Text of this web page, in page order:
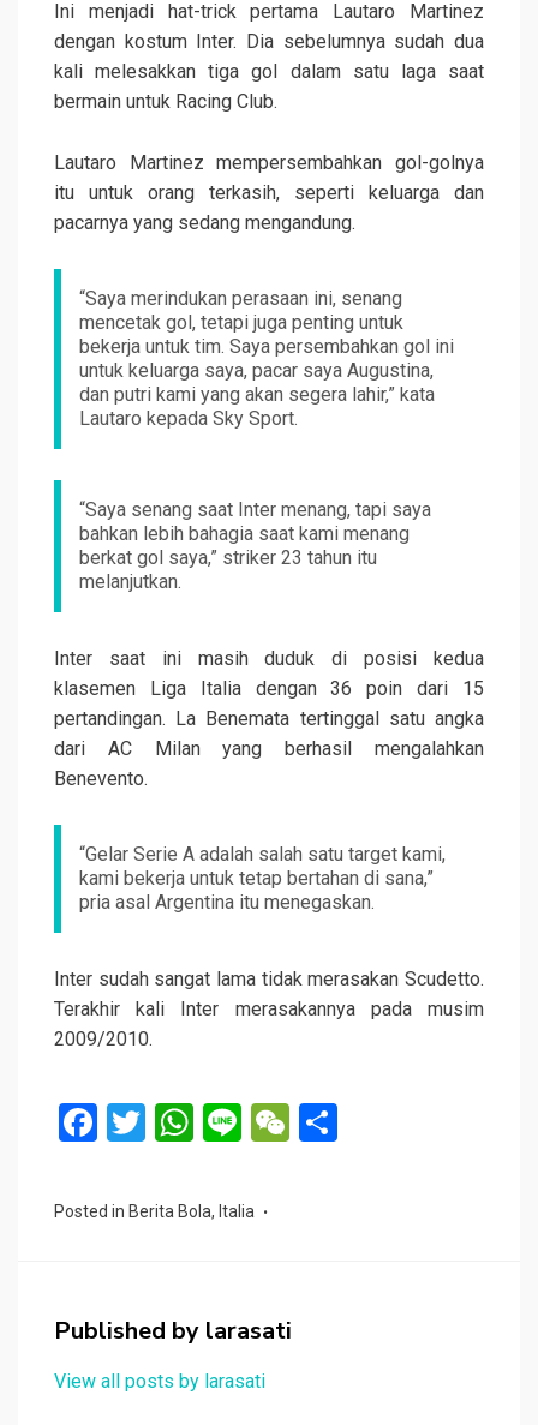
Ini menjadi hat-trick pertama Lautaro Martinez
dengan kostum Inter. Dia sebelumnya sudah dua
kali melesakkan tiga gol dalam satu laga saat
bermain untuk Racing Club.
Lautaro Martinez mempersembahkan gol-golnya
itu untuk orang terkasih, seperti keluarga dan
pacarnya yang sedang mengandung.
“Saya merindukan perasaan ini, senang
mencetak gol, tetapi juga penting untuk
bekerja untuk tim. Saya persembahkan gol ini
untuk keluarga saya, pacar saya Augustina,
dan putri kami yang akan segera lahir,” kata
Lautaro kepada Sky Sport.
“Saya senang saat Inter menang, tapi saya
bahkan lebih bahagia saat kami menang
berkat gol saya,” striker 23 tahun itu
melanjutkan.
Inter saat ini masih duduk di posisi kedua
klasemen Liga Italia dengan 36 poin dari 15
pertandingan. La Benemata tertinggal satu angka
dari AC Milan yang berhasil mengalahkan
Benevento.
“Gelar Serie A adalah salah satu target kami,
kami bekerja untuk tetap bertahan di sana,”
pria asal Argentina itu menegaskan.
Inter sudah sangat lama tidak merasakan Scudetto.
Terakhir kali Inter merasakannya pada musim
2009/2010.
F
ce
o
k
T
tt
W
at
p
p
Li
e
W
Posted in Berita Bola, Italia
Published by larasati
View all posts by larasati